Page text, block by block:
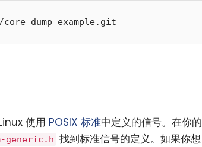
使用 POSIX 标准中定义的信号。在你的
generic.h 找到标准信号的定义。如果你想